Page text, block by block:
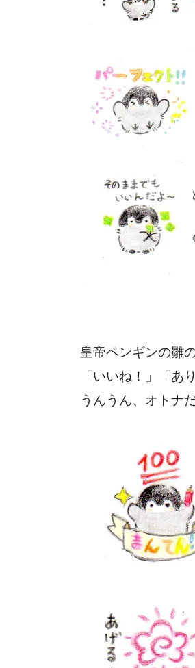
皇帝ペンギンの雛
「いいね！」「あ
うんうん、オトナ